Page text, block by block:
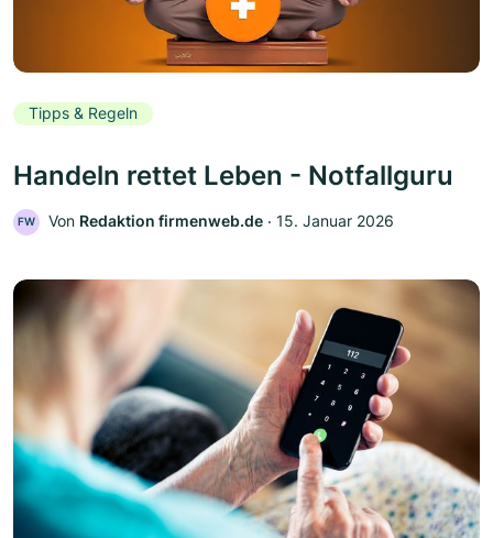
Tipps & Regeln
Handeln rettet Leben - Notfallguru
FW Von Redaktion firmenweb.de ‧ 15. Januar 2026